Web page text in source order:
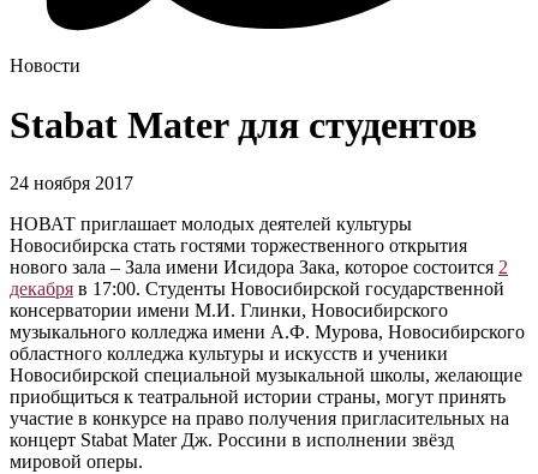
Новости
Stabat Mater для студентов
24 ноября 2017
НОВАТ приглашает молодых деятелей культуры
Новосибирска стать гостями торжественного открытия
нового зала – Зала имени Исидора Зака, которое состоится 2
декабря в 17:00. Студенты Новосибирской государственной
консерватории имени М.И. Глинки, Новосибирского
музыкального колледжа имени А.Ф. Мурова, Новосибирского
областного колледжа культуры и искусств и ученики
Новосибирской специальной музыкальной школы, желающие
приобщиться к театральной истории страны, могут принять
участие в конкурсе на право получения пригласительных на
концерт Stabat Mater Дж. Россини в исполнении звёзд
мировой оперы.